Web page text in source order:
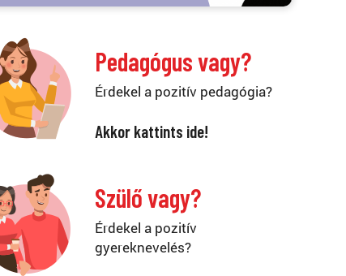
Pedagógus vagy?
Érdekel a pozitív pedagógia?
Akkor kattints ide!
Szülő vagy?
Érdekel a pozitív
gyereknevelés?